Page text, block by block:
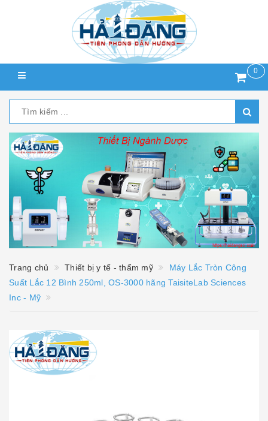
0
Trang chủ Thiết bị y tế - thẩm mỹ
Máy Lắc Tròn Công
Suất Lắc 12 Bình 250ml, OS-3000 hãng TaisiteLab Sciences
Inc - Mỹ